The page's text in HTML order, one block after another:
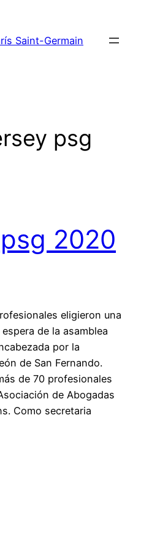
Saint-Germain
psg
2020
eligieron una
de la asamblea
por la
de San Fernando.
de 70 profesionales
de Abogadas
Como secretaria